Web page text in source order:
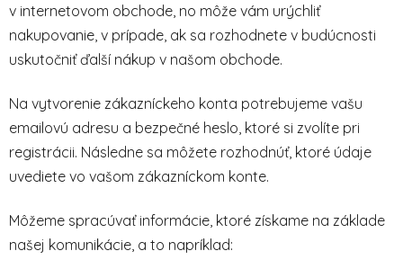
v internetovom obchode, no môže vám urýchliť
nakupovanie, v prípade, ak sa rozhodnete v budúcnosti
uskutočniť ďalší nákup v našom obchode.
Na vytvorenie zákazníckeho konta potrebujeme vašu
emailovú adresu a bezpečné heslo, ktoré si zvolíte pri
registrácii. Následne sa môžete rozhodnúť, ktoré údaje
uvediete vo vašom zákazníckom konte.
Môžeme spracúvať informácie, ktoré získame na základe
našej komunikácie, a to napríklad: